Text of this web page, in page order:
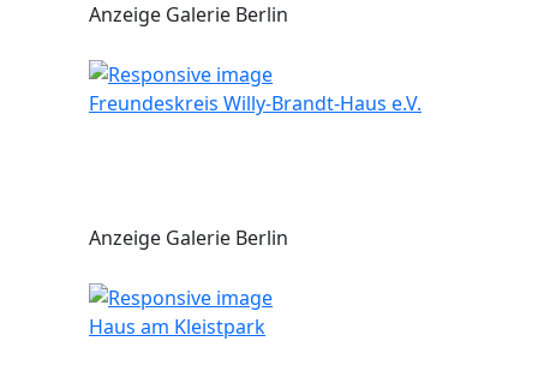
Anzeige Galerie Berlin
Freundeskreis Willy-Brandt-Haus e.V.
Anzeige Galerie Berlin
Haus am Kleistpark